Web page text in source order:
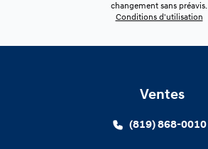
changement sans préavis.
Conditions d'utilisation
Ventes
(819) 868-0010